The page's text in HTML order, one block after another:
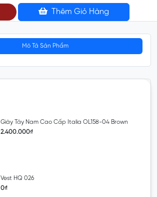
Thêm Giỏ Hàng
Mô Tả Sản Phẩm
Giày Tây Nam Cao Cấp Italia OL158-04 Brown
2.400.000₫
Vest HQ 026
0₫